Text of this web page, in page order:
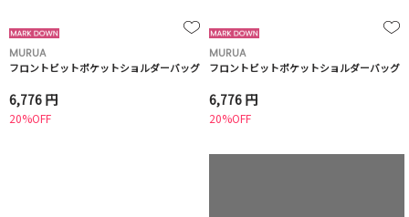
MURUA
フロントビットポケットショルダーバッグ
6,776 円
20%OFF
MURUA
フロントビットポケットショルダーバッグ
6,776 円
20%OFF